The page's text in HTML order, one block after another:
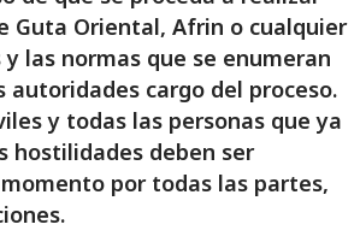
Guta Oriental, Afrin o cualquier
las normas que se enumeran
cargo del proceso.
y todas las personas que ya
hostilidades deben ser
por todas las partes,